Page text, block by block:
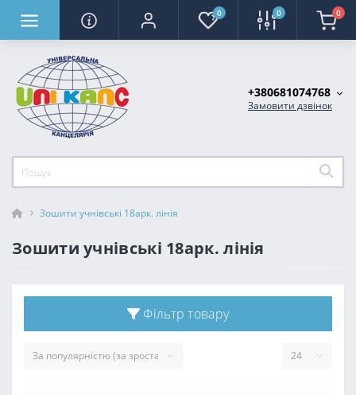
0 0 0
+380681074768
Замовити дзвінок
Зошити учнівські 18арк. лінія
Зошити учнівські 18арк. лінія
Фільтр товару